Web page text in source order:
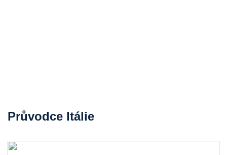
Průvodce Itálie